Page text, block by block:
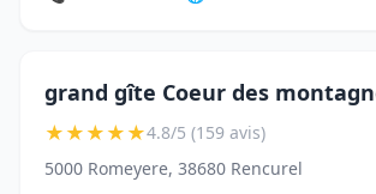
grand gîte Coeur des
★★★★★4.8/5 (159 avis)
5000 Romeyere, 38680 Rencurel